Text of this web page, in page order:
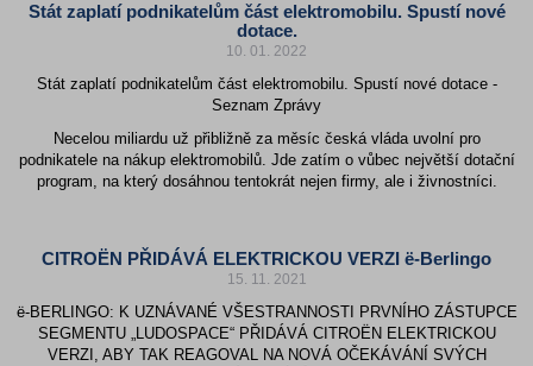
Stát zaplatí podnikatelům část elektromobilu. Spustí nové
dotace.
10. 01. 2022
Stát zaplatí podnikatelům část elektromobilu. Spustí nové dotace -
Seznam Zprávy
Necelou miliardu už přibližně za měsíc česká vláda uvolní pro
podnikatele na nákup elektromobilů. Jde zatím o vůbec největší dotační
program, na který dosáhnou tentokrát nejen firmy, ale i živnostníci.
CITROËN PŘIDÁVÁ ELEKTRICKOU VERZI ë-Berlingo
15. 11. 2021
ë-BERLINGO: K UZNÁVANÉ VŠESTRANNOSTI PRVNÍHO ZÁSTUPCE
SEGMENTU „LUDOSPACE“ PŘIDÁVÁ CITROËN ELEKTRICKOU
VERZI, ABY TAK REAGOVAL NA NOVÁ OČEKÁVÁNÍ SVÝCH